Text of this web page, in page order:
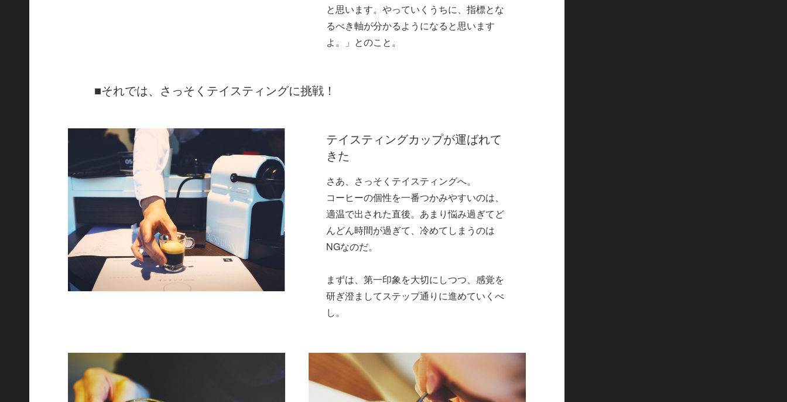
と思います。やっていくうちに、指標とな
るべき軸が分かるようになると思います
よ。」とのこと。
■それでは、さっそくテイスティングに挑戦！
テイスティングカップが運ばれて
きた
さあ、さっそくテイスティングへ。
コーヒーの個性を一番つかみやすいのは、
適温で出された直後。あまり悩み過ぎてど
んどん時間が過ぎて、冷めてしまうのは
NGなのだ。
まずは、第一印象を大切にしつつ、感覚を
研ぎ澄ましてステップ通りに進めていくべ
し。